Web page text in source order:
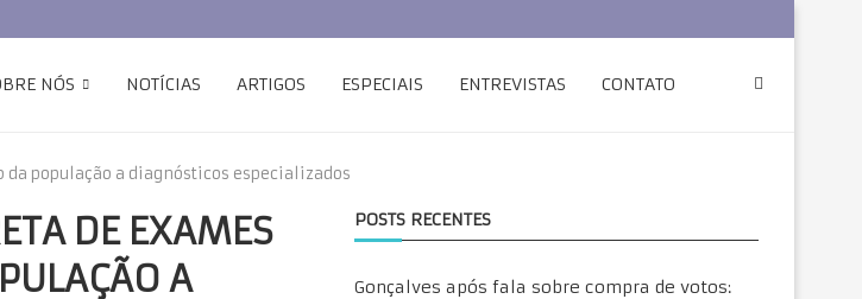
NÓS NOTÍCIAS ARTIGOS ESPECIAIS ENTREVISTAS CONTATO
população a diagnósticos especializados
DE EXAMES
A
POSTS RECENTES
Gonçalves após fala sobre compra de votos: